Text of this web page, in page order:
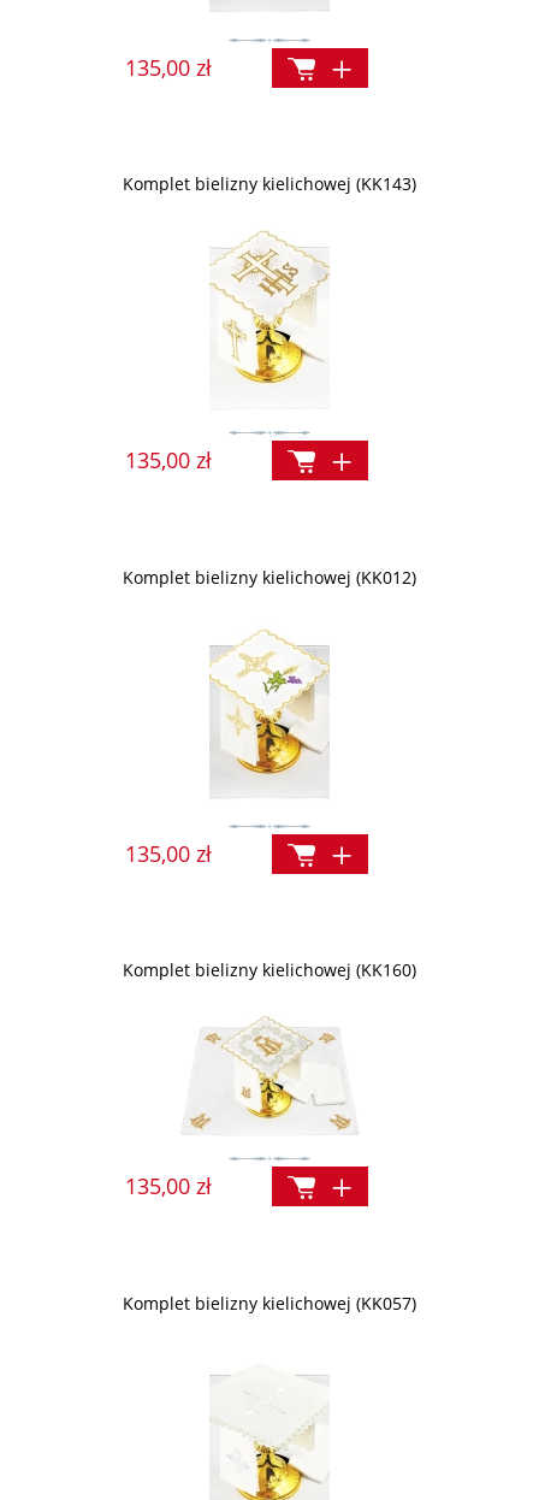
135,00 zł
Komplet bielizny kielichowej (KK143)
135,00 zł
Komplet bielizny kielichowej (KK012)
135,00 zł
Komplet bielizny kielichowej (KK160)
135,00 zł
Komplet bielizny kielichowej (KK057)